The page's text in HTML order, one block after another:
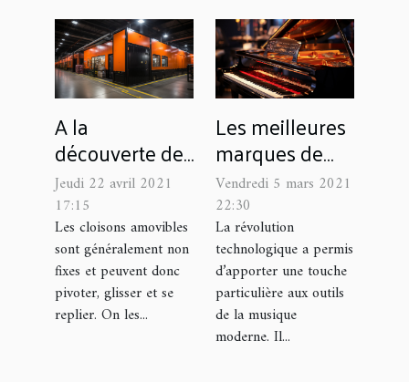
A la
découverte des
atouts de
cloison
amovible
industrielle
Jeudi 22 avril 2021
17:15
Les cloisons amovibles
sont généralement non
fixes et peuvent donc
pivoter, glisser et se
replier. On les...
Les meilleures
marques de
pianos
numériques
Vendredi 5 mars 2021
22:30
La révolution
technologique a permis
d’apporter une touche
particulière aux outils
de la musique
moderne. Il...